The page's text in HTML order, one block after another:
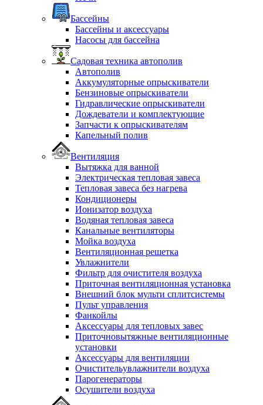
Бассейны
Бассейны и аксессуары
Насосы для бассейна
Садовая техника автополив
Автополив
Аккумуляторные опрыскиватели
Бензиновые опрыскиватели
Гидравлические опрыскиватели
Дождеватели и комплектующие
Запчасти к опрыскивателям
Капельный полив
Вентиляция
Вытяжка для ванной
Электрическая тепловая завеса
Тепловая завеса без нагрева
Кондиционеры
Ионизатор воздуха
Водяная тепловая завеса
Канальные вентиляторы
Мойка воздуха
Вентиляционная решетка
Увлажнители
Фильтр для очистителя воздуха
Приточная вентиляционная установка
Внешний блок мульти сплитсистемы
Пульт управления
Фанкойлы
Аксессуары для тепловых завес
Приточновытяжные вентиляционные
установки
Аксессуары для вентиляции
Очистительувлажнители воздуха
Парогенераторы
Осушители воздуха